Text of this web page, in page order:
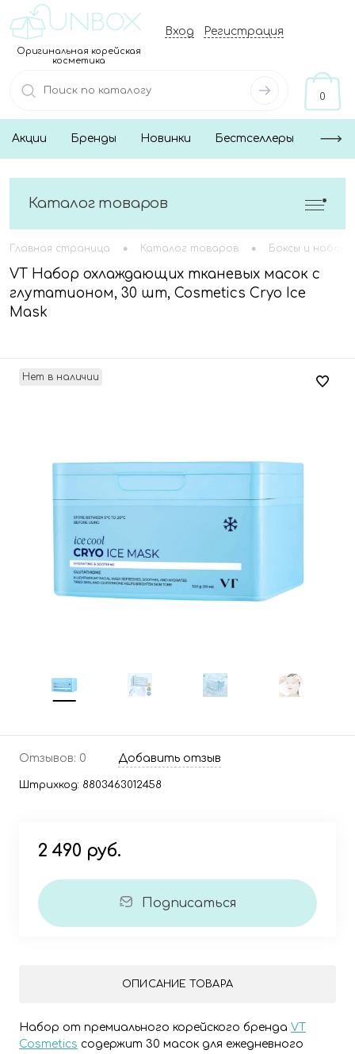
Оригинальная корейская
косметика
Вход Регистрация
0
Акции Бренды Новинки Бестселлеры
Каталог товаров
Главная страница • Каталог товаров • Боксы и наборы
VT Набор охлаждающих тканевых масок с
глутатионом, 30 шт, Cosmetics Cryo Ice
Mask
Нет в наличии
Отзывов: 0 Добавить отзыв
Штрихкод: 8803463012458
2 490 руб.
Подписаться
ОПИСАНИЕ ТОВАРА
Набор от премиального корейского бренда VT
Cosmetics содержит 30 масок для ежедневного